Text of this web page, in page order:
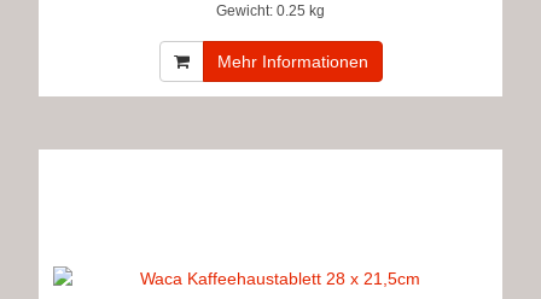
Gewicht: 0.25 kg
Mehr Informationen